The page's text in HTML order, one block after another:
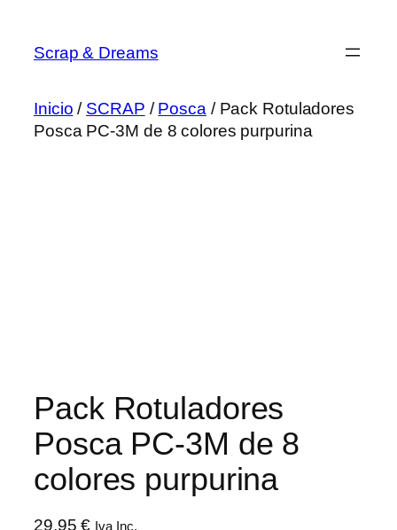
contenido
Scrap & Dreams
Inicio / SCRAP /Posca / Pack Rotuladores
Posca PC-3M de 8 colores purpurina
Pack Rotuladores
Posca PC-3M de 8
colores purpurina
29,95€ Iva Inc.